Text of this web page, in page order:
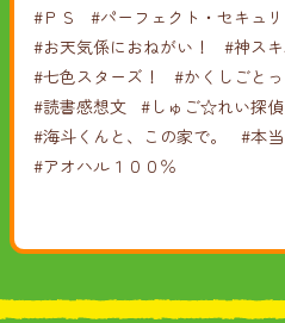
#ＰＳ
#パーフェクト・セキュリ
#お天気係におねがい！
#神ス
#七色スターズ！
#かくしごとっ
#読書感想文
#しゅご☆れい探偵
#海斗くんと、この家で。
#本
#アオハル１００％